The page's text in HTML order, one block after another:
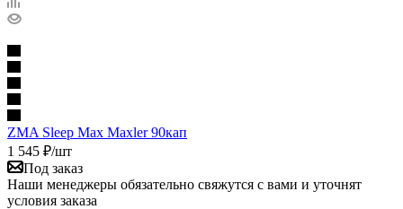
ZMA Sleep Max Maxler 90кап
1 545 ₽/шт
Под заказ
Наши менеджеры обязательно свяжутся с вами и уточнят
условия заказа